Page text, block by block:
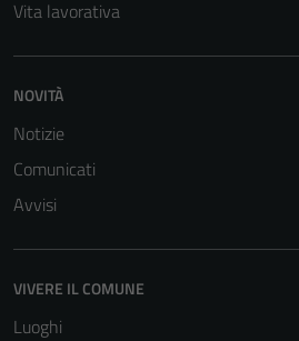
Vita lavorativa
NOVITÀ
Notizie
Comunicati
Avvisi
VIVERE IL COMUNE
Luoghi